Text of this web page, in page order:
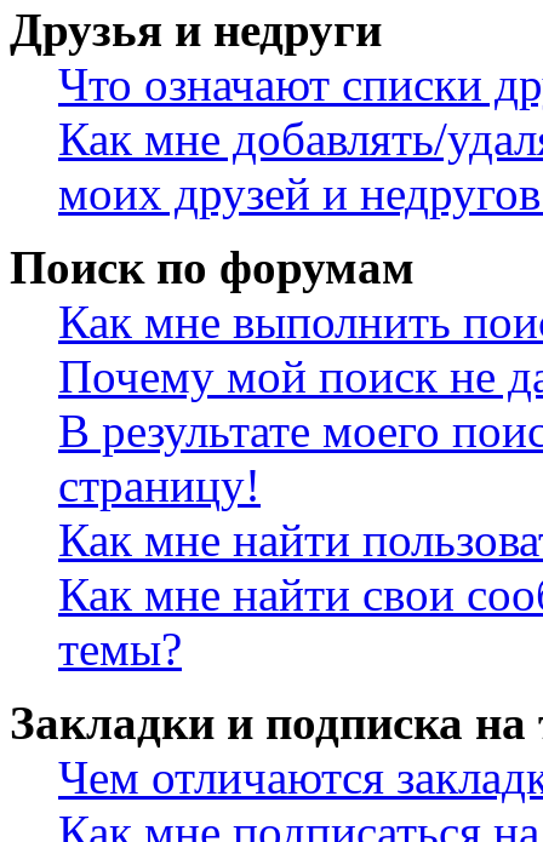
Друзья и недруги
Что означают списки
Как мне добавлять/
моих друзей и
Поиск по форумам
Как мне выполнить
Почему мой поиск не
В результате моего
страницу!
Как мне найти
Как мне найти свои
темы?
Закладки и подписка
Чем отличаются
Как мне подписаться